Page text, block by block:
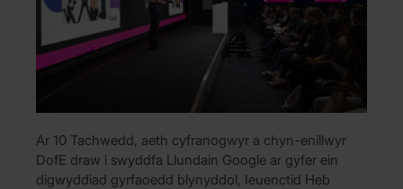
Ar 10 Tachwedd, aeth cyfranogwyr a chyn-enillwyr
DofE draw i swyddfa Llundain Google ar gyfer ein
digwyddiad gyrfaoedd blynyddol, Ieuenctid Heb